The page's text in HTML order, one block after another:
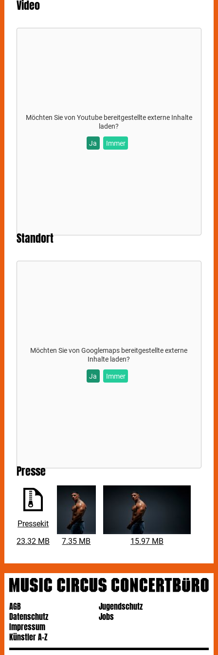
einfach nur ein Konzert. Es ist ein Spektakel - mit
unerwarteten Momenten, spontanen Ansagen und
Energie und Humor, für die man ihn entweder feiert…
Video
Möchten Sie von Youtubebereitgestellte externe Inhalte
laden?
Ja Immer
Standort
Möchten Sie vonGooglemaps bereitgestellte externe
Inhalte laden?
Ja Immer
Presse
Pressekit
23.32 MB
7.35 MB 15.97 MB
AGB
Datenschutz
Impressum
Jugendschutz
Jobs
Künstler A-Z